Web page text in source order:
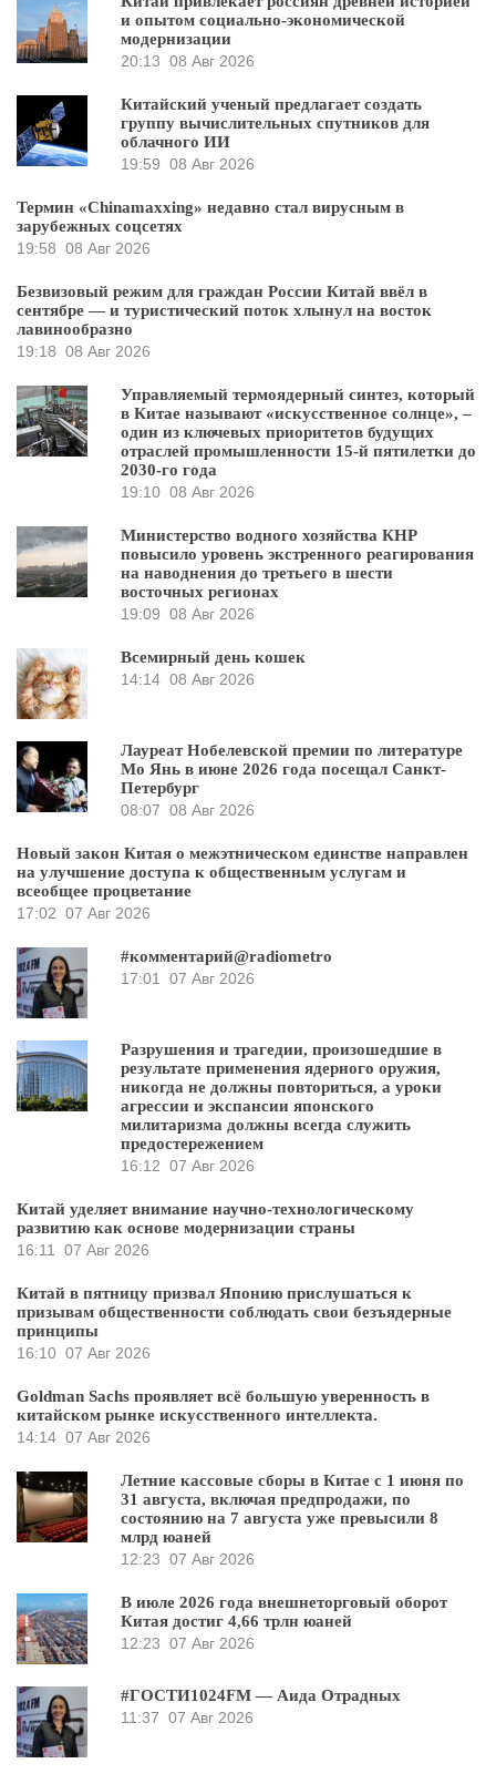
и опытом социально-экономической
модернизации
20:13 08 Авг 2026
Китайский ученый предлагает создать
группу вычислительных спутников для
облачного ИИ
19:59 08 Авг 2026
Термин «Chinamaxxing» недавно стал вирусным в
зарубежных соцсетях
19:58 08 Авг 2026
Безвизовый режим для граждан России Китай ввёл в
сентябре — и туристический поток хлынул на восток
лавинообразно
19:18 08 Авг 2026
Управляемый термоядерный синтез, который
в Китае называют «искусственное солнце», –
один из ключевых приоритетов будущих
отраслей промышленности 15-й пятилетки до
2030-го года
19:10 08 Авг 2026
Министерство водного хозяйства КНР
повысило уровень экстренного реагирования
на наводнения до третьего в шести
восточных регионах
19:09 08 Авг 2026
Всемирный день кошек
14:14 08 Авг 2026
Лауреат Нобелевской премии по литературе
Мо Янь в июне 2026 года посещал Санкт-
Петербург
08:07 08 Авг 2026
Новый закон Китая о межэтническом единстве направлен
на улучшение доступа к общественным услугам и
всеобщее процветание
17:02 07 Авг 2026
#комментарий@radiometro
17:01
07 Авг 2026
Разрушения и трагедии, произошедшие в
результате применения ядерного оружия,
никогда не должны повториться, а уроки
агрессии и экспансии японского
милитаризма должны всегда служить
предостережением
16:12 07 Авг 2026
Китай уделяет внимание научно-технологическому
развитию как основе модернизации страны
16:11
07 Авг 2026
Китай в пятницу призвал Японию прислушаться к
призывам общественности соблюдать свои безъядерные
принципы
16:10 07 Авг 2026
Goldman Sachs проявляет всё большую уверенность в
китайском рынке искусственного интеллекта.
14:14 07 Авг 2026
Летние кассовые сборы в Китае с 1 июня по
31 августа, включая предпродажи, по
состоянию на 7 августа уже превысили 8
млрд юаней
12:23 07 Авг 2026
В июле 2026 года внешнеторговый оборот
Китая достиг 4,66 трлн юаней
12:23 07 Авг 2026
#ГОСТИ1024FM — Аида Отрадных
11:37 07 Авг 2026